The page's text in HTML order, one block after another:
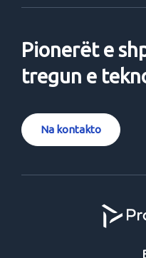
Pionerët e
tregun e
Na kontakto